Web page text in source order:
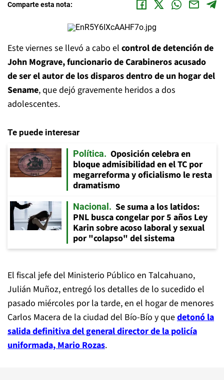
Comparte esta nota:
Este viernes se llevó a cabo el control de detención de
John Mograve, funcionario de Carabineros acusado
de ser el autor de los disparos dentro de un hogar del
Sename, que dejó gravemente heridos a dos
adolescentes.
Te puede interesar
Política
Oposición celebra en
bloque admisibilidad en el TC por
megarreforma y oficialismo le resta
dramatismo
Nacional
Se suma a los latidos:
PNL busca congelar por 5 años Ley
Karin sobre acoso laboral y sexual
por "colapso" del sistema
El fiscal jefe del Ministerio Público en Talcahuano,
Julián Muñoz, entregó los detalles de lo sucedido el
pasado miércoles por la tarde, en el hogar de menores
Carlos Macera de la ciudad del Bío-Bío y quedetonó la
salida definitiva del general director de la policía
uniformada, Mario Rozas.